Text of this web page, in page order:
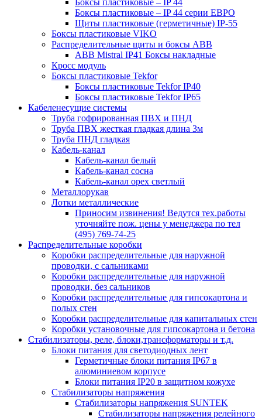
Боксы пластиковые – IP 44
Боксы пластиковые – IP 44 серии ЕВРО
Щиты пластиковые (герметичные) IP-55
Боксы пластиковые VIKO
Распределительные щиты и боксы АВВ
ABB Mistral IP41 Боксы накладные
Кросс модуль
Боксы пластиковые Tekfor
Боксы пластиковые Tekfor IP40
Боксы пластиковые Tekfor IP65
Кабеленесущие системы
Труба гофрированная ПВХ и ПНД
Труба ПВХ жесткая гладкая длина 3м
Труба ПНД гладкая
Кабель-канал
Кабель-канал белый
Кабель-канал сосна
Кабель-канал орех светлый
Металлорукав
Лотки металлические
Приносим извинения! Ведутся тех.работы
уточняйте пож. цены у менеджера по тел
(495) 769-74-25
Распределительные коробки
Коробки распределительные для наружной
проводки, с сальниками
Коробки распределительные для наружной
проводки, без сальников
Коробки распределительные для гипсокартона и
полых стен
Коробки распределительные для капитальных стен
Коробки установочные для гипсокартона и бетона
Стабилизаторы, реле, блоки,трансформаторы и т.д.
Блоки питания для светодиодных лент
Герметичные блоки питания IP67 в
алюминиевом корпусе
Блоки питания IP20 в защитном кожухе
Стабилизаторы напряжения
Стабилизаторы напряжения SUNTEK
Стабилизаторы напряжения релейного